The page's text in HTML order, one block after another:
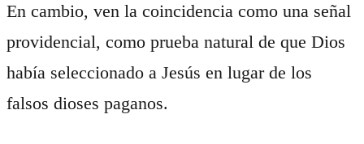
En cambio, ven la coincidencia como una señal
providencial, como prueba natural de que Dios
había seleccionado a Jesús en lugar de los
falsos dioses paganos.